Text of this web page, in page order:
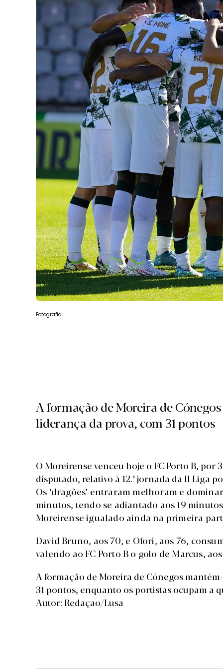
Fotografia
A formação de Moreira de
liderança da prova, com 31 pontos
O Moreirense venceu hoje o FC Porto B,
disputado, relativo à 12.ª jornada da II Liga
Os ‘dragões’ entraram melhoram e
minutos, tendo se adiantado aos 19
Moreirense igualado ainda na primeira
David Bruno, aos 70, e Ofori, aos 76,
valendo ao FC Porto B o golo de Marcus,
A formação de Moreira de Cónegos
31 pontos, enquanto os portistas ocupam a
Autor: Redaçao/Lusa